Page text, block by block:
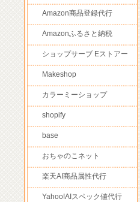
Amazon商品登録代行
Amazonふるさと納税
ショップサーブ Eストアー
Makeshop
カラーミーショップ
shopify
base
おちゃのこネット
楽天AI商品属性代行
Yahoo!AIスペック値代行